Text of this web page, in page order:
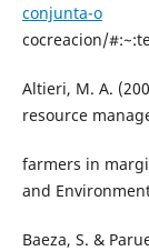
conjunta-o
cocreacion/
Altieri, M. A.
resource
farmers in
and
Baeza, S. &